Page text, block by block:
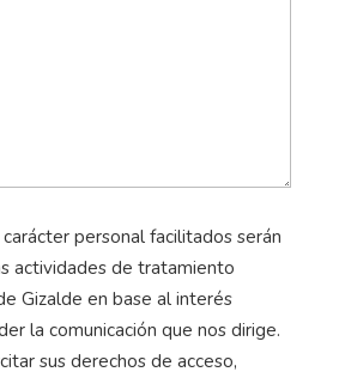
personal facilitados serán
actividades de tratamiento
Gizalde en base al interés
la comunicación que nos dirige.
sus derechos de acceso,